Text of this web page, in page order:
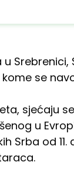
u
se
sjećaju
u
od 11.